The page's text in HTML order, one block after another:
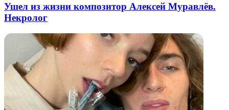
Ушел из жизни композитор Алексей Муравлёв.
Некролог